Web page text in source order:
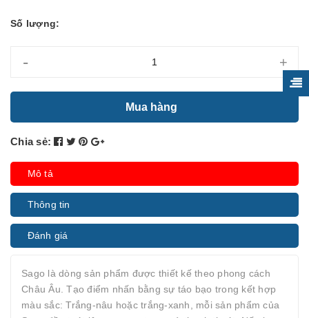
Số lượng:
- +
Mua hàng
Chia sẻ:
Mô tả
Thông tin
Đánh giá
Sago là dòng sản phẩm được thiết kế theo phong cách
Châu Âu. Tạo điểm nhấn bằng sự táo bạo trong kết hợp
màu sắc: Trắng-nâu hoặc trắng-xanh, mỗi sản phẩm của